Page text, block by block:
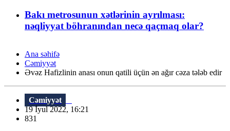
Bakı metrosunun xətlərinin ayrılması:
nəqliyyat böhranından necə qaçmaq olar?
Ana səhifə
Cəmiyyət
Əvəz Hafizlinin anası onun qatili üçün ən ağır cəza tələb edir
Cəmiyyət
19 İyul 2022, 16:21
831